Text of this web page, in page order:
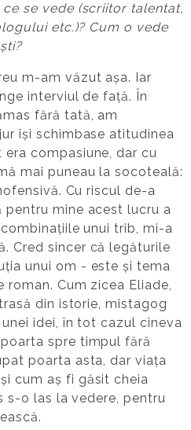
se vede (scriitor talentat,
etc.)? Cum o vede
m-am văzut așa. Iar
interviul de față. În
fără tată, am
își schimbase atitudinea
compasiune, dar cu
mai puneau la socoteală:
Cu riscul de-a
pentru mine acest lucru a
unui trib, mi-a
Cred sincer că legăturile
unui om - este și tema
roman. Cum zicea Eliade,
din istorie, mistagog
idei, în tot cazul cineva
spre timpul fără
poarta asta, dar viața
cum aș fi găsit cheia
s-o las la vedere, pentru